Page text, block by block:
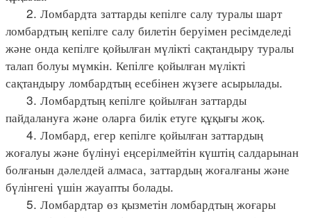
2. Ломбардта заттарды кепілге салу туралы шарт
ломбардтың кепілге салу билетін беруімен ресімделеді
және онда кепілге қойылған мүлікті сақтандыру туралы
талап болуы мүмкін. Кепілге қойылған мүлікті
сақтандыру ломбардтың есебінен жүзеге асырылады.
3. Ломбардтың кепілге қойылған заттарды
пайдалануға және оларға билік етуге құқығы жоқ.
4. Ломбард, егер кепілге қойылған заттардың
жоғалуы және бүлінуі еңсерілмейтін күштің салдарынан
болғанын дәлелдей алмаса, заттардың жоғалғаны және
бүлінгені үшін жауапты болады.
5. Ломбардтар өз қызметін ломбардтың жоғары